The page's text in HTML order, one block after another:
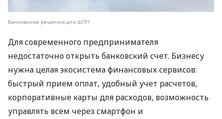
Банковские решения для ФЛП
Для современного предпринимателя
недостаточно открыть банковский счет. Бизнесу
нужна целая экосистема финансовых сервисов:
быстрый прием оплат, удобный учет расчетов,
корпоративные карты для расходов, возможность
управлять всем через смартфон и